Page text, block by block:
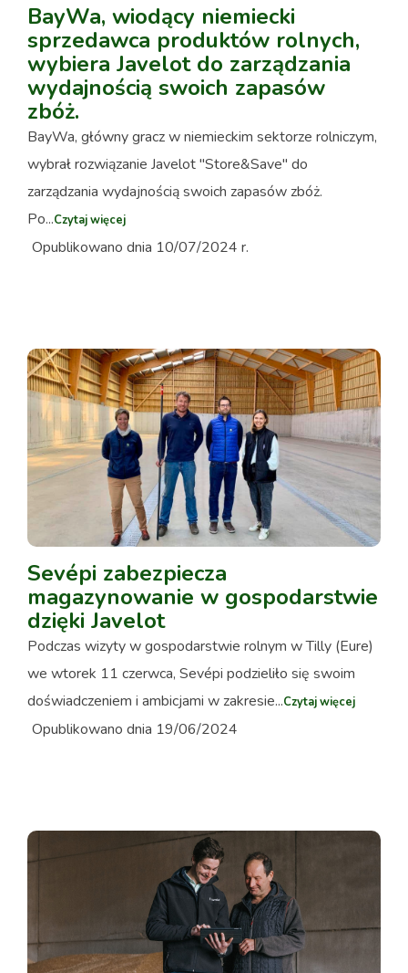
BayWa, wiodący niemiecki
sprzedawca produktów rolnych,
wybiera Javelot do zarządzania
wydajnością swoich zapasów
zbóż.
BayWa, główny gracz w niemieckim sektorze rolniczym,
wybrał rozwiązanie Javelot "Store&Save" do
zarządzania wydajnością swoich zapasów zbóż.
Po...Czytaj więcej
Opublikowano dnia 10/07/2024 r.
Sevépi zabezpiecza
magazynowanie w gospodarstwie
dzięki Javelot
Podczas wizyty w gospodarstwie rolnym w Tilly (Eure)
we wtorek 11 czerwca, Sevépi podzieliło się swoim
doświadczeniem i ambicjami w zakresie...Czytaj więcej
Opublikowano dnia 19/06/2024